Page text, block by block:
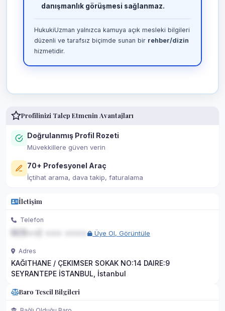
danışmanlık görüşmesi sağlanmaz.
HukukiUzman yalnızca kamuya açık mesleki bilgileri
düzenli ve tarafsız biçimde sunan bir rehber/dizin
hizmetidir.
Profilinizi Talep Etmenin Avantajları
Doğrulanmış Profil Rozeti
Müvekkillere güven verin
70+ Profesyonel Araç
İçtihat arama, dava takip, faturalama
İletişim
Telefon
Üye Ol, Görüntüle
Adres
KAĞITHANE / ÇEKIMSER SOKAK NO:14 DAIRE:9
SEYRANTEPE İSTANBUL, İstanbul
Baro Tescil Bilgileri